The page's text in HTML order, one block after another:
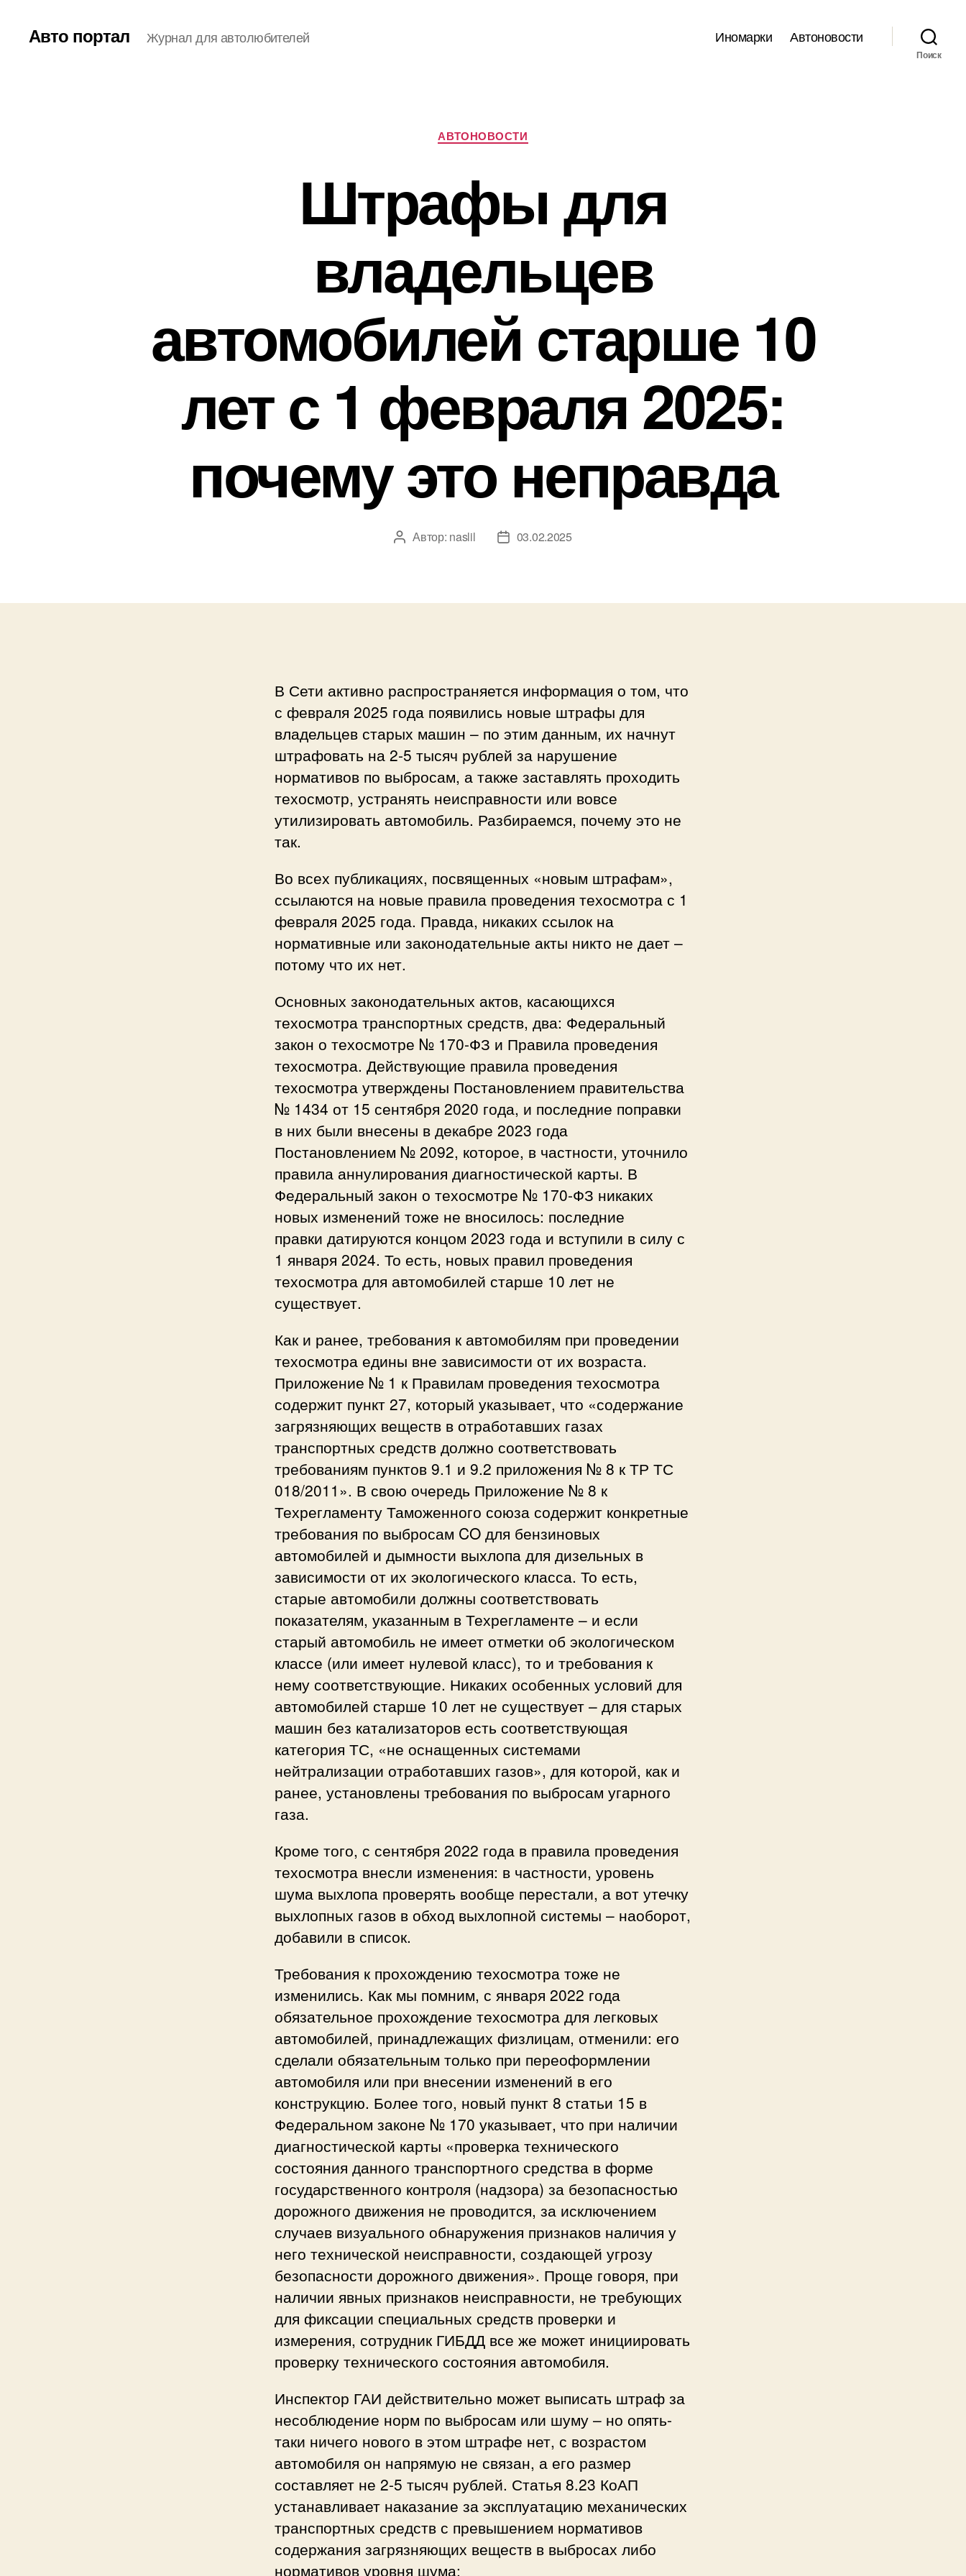
Авто портал Журнал для автолюбителей Иномарки Автоновости
Поиск
Рубрики
АВТОНОВОСТИ
Штрафы для
владельцев
автомобилей старше 10
лет с 1 февраля 2025:
почему это неправда
Автор
Автор: naslil
Дата03.02.2025
В Сети активно распространяется информация о том, что
с февраля 2025 года появились новые штрафы для
владельцев старых машин – по этим данным, их начнут
штрафовать на 2-5 тысяч рублей за нарушение
нормативов по выбросам, а также заставлять проходить
техосмотр, устранять неисправности или вовсе
утилизировать автомобиль. Разбираемся, почему это не
так.
Во всех публикациях, посвященных «новым штрафам»,
ссылаются на новые правила проведения техосмотра с 1
февраля 2025 года. Правда, никаких ссылок на
нормативные или законодательные акты никто не дает –
потому что их нет.
Основных законодательных актов, касающихся
техосмотра транспортных средств, два: Федеральный
закон о техосмотре № 170-ФЗ и Правила проведения
техосмотра. Действующие правила проведения
техосмотра утверждены Постановлением правительства
№ 1434 от 15 сентября 2020 года, и последние поправки
в них были внесены в декабре 2023 года
Постановлением № 2092, которое, в частности, уточнило
правила аннулирования диагностической карты. В
Федеральный закон о техосмотре № 170-ФЗ никаких
новых изменений тоже не вносилось: последние
правки датируются концом 2023 года и вступили в силу с
1 января 2024. То есть, новых правил проведения
техосмотра для автомобилей старше 10 лет не
существует.
Как и ранее, требования к автомобилям при проведении
техосмотра едины вне зависимости от их возраста.
Приложение № 1 к Правилам проведения техосмотра
содержит пункт 27, который указывает, что «содержание
загрязняющих веществ в отработавших газах
транспортных средств должно соответствовать
требованиям пунктов 9.1 и 9.2 приложения № 8 к ТР ТС
018/2011». В свою очередь Приложение № 8 к
Техрегламенту Таможенного союза содержит конкретные
требования по выбросам CO для бензиновых
автомобилей и дымности выхлопа для дизельных в
зависимости от их экологического класса. То есть,
старые автомобили должны соответствовать
показателям, указанным в Техрегламенте – и если
старый автомобиль не имеет отметки об экологическом
классе (или имеет нулевой класс), то и требования к
нему соответствующие. Никаких особенных условий для
автомобилей старше 10 лет не существует – для старых
машин без катализаторов есть соответствующая
категория ТС, «не оснащенных системами
нейтрализации отработавших газов», для которой, как и
ранее, установлены требования по выбросам угарного
газа.
Кроме того, с сентября 2022 года в правила проведения
техосмотра внесли изменения: в частности, уровень
шума выхлопа проверять вообще перестали, а вот утечку
выхлопных газов в обход выхлопной системы – наоборот,
добавили в список.
Требования к прохождению техосмотра тоже не
изменились. Как мы помним, с января 2022 года
обязательное прохождение техосмотра для легковых
автомобилей, принадлежащих физлицам, отменили: его
сделали обязательным только при переоформлении
автомобиля или при внесении изменений в его
конструкцию. Более того, новый пункт 8 статьи 15 в
Федеральном законе № 170 указывает, что при наличии
диагностической карты «проверка технического
состояния данного транспортного средства в форме
государственного контроля (надзора) за безопасностью
дорожного движения не проводится, за исключением
случаев визуального обнаружения признаков наличия у
него технической неисправности, создающей угрозу
безопасности дорожного движения». Проще говоря, при
наличии явных признаков неисправности, не требующих
для фиксации специальных средств проверки и
измерения, сотрудник ГИБДД все же может инициировать
проверку технического состояния автомобиля.
Инспектор ГАИ действительно может выписать штраф за
несоблюдение норм по выбросам или шуму – но опять-
таки ничего нового в этом штрафе нет, с возрастом
автомобиля он напрямую не связан, а его размер
составляет не 2-5 тысяч рублей. Статья 8.23 КоАП
устанавливает наказание за эксплуатацию механических
транспортных средств с превышением нормативов
содержания загрязняющих веществ в выбросах либо
нормативов уровня шума: